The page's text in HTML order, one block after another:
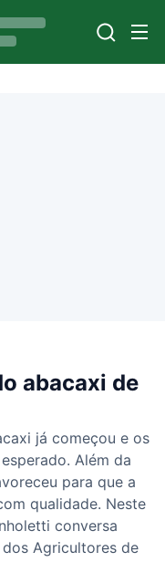
abacaxi de
já começou e os
Além da
para que a
qualidade. Neste
conversa
Agricultores de